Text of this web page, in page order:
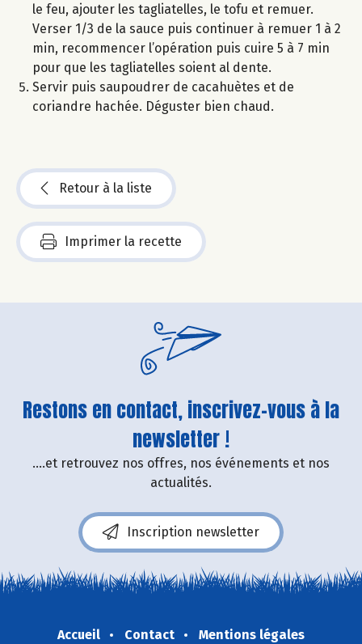
le feu, ajouter les tagliatelles, le tofu et remuer.
Verser 1/3 de la sauce puis continuer à remuer 1 à 2
min, recommencer l’opération puis cuire 5 à 7 min
pour que les tagliatelles soient al dente.
Servir puis saupoudrer de cacahuètes et de
coriandre hachée. Déguster bien chaud.
Retour à la liste
Imprimer la recette
Restons en contact, inscrivez-vous à la
newsletter !
....et retrouvez nos offres, nos événements et nos
actualités.
Inscription newsletter
Accueil Contact
Mentions légales